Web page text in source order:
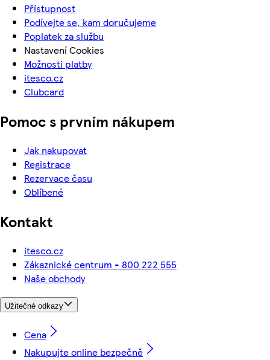
Přístupnost
Podívejte se, kam doručujeme
Poplatek za službu
Nastavení Cookies
Možnosti platby
itesco.cz
Clubcard
Pomoc s prvním nákupem
Jak nakupovat
Registrace
Rezervace času
Oblíbené
Kontakt
itesco.cz
Zákaznické centrum - 800 222 555
Naše obchody
Užitečné odkazy
Cena
Nakupujte online bezpečně